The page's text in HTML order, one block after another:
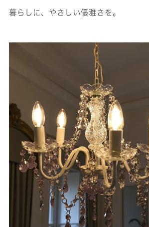
暮らしに、やさしい優雅さを。